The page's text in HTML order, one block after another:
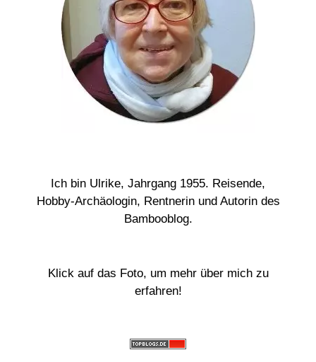
Ich bin Ulrike, Jahrgang 1955. Reisende,
Hobby-Archäologin, Rentnerin und Autorin des
Bambooblog.
Klick auf das Foto, um mehr über mich zu
erfahren!